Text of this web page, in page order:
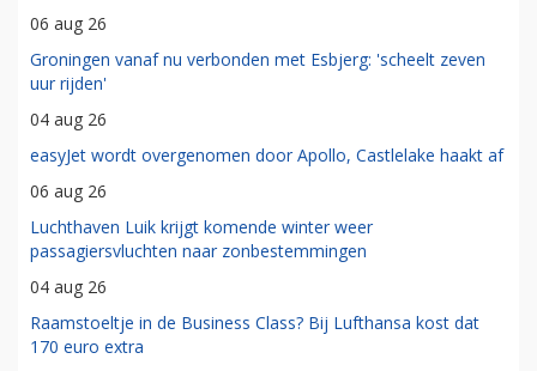
06 aug 26
Groningen vanaf nu verbonden met Esbjerg: 'scheelt zeven
uur rijden'
04 aug 26
easyJet wordt overgenomen door Apollo, Castlelake haakt af
06 aug 26
Luchthaven Luik krijgt komende winter weer
passagiersvluchten naar zonbestemmingen
04 aug 26
Raamstoeltje in de Business Class? Bij Lufthansa kost dat
170 euro extra